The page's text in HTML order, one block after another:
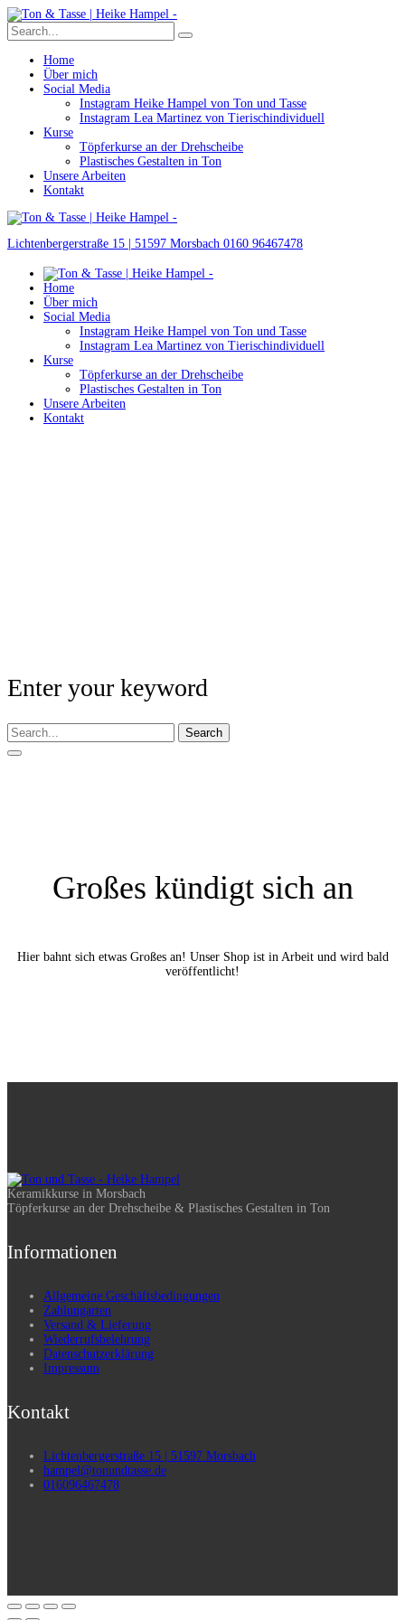
Home
Über mich
Social Media
Instagram Heike Hampel von Ton und Tasse
Instagram Lea Martinez von Tierischindividuell
Kurse
Töpferkurse an der Drehscheibe
Plastisches Gestalten in Ton
Unsere Arbeiten
Kontakt
Lichtenbergerstraße 15 | 51597 Morsbach 0160 96467478
Home
Über mich
Social Media
Instagram Heike Hampel von Ton und Tasse
Instagram Lea Martinez von Tierischindividuell
Kurse
Töpferkurse an der Drehscheibe
Plastisches Gestalten in Ton
Unsere Arbeiten
Kontakt
Enter your keyword
Search
Großes kündigt sich an
Hier bahnt sich etwas Großes an! Unser Shop ist in Arbeit und wird bald
veröffentlicht!
Keramikkurse in Morsbach
Töpferkurse an der Drehscheibe & Plastisches Gestalten in Ton
Informationen
Allgemeine Geschäftsbedingungen
Zahlungarten
Versand & Lieferung
Wiederrufsbelehrung
Datenschutzerklärung
Impressum
Kontakt
Lichtenbergerstraße 15 | 51597 Morsbach
hampel@tonundtasse.de
016096467478